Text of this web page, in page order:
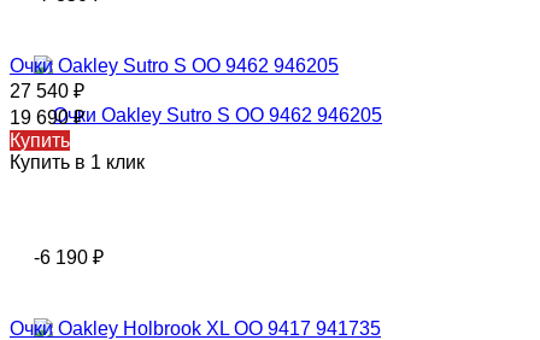
Очки Oakley Sutro S OO 9462 946205
27 540 ₽
19 690₽
Купить
Купить в 1 клик
-6 190 ₽
Очки Oakley Holbrook XL OO 9417 941735